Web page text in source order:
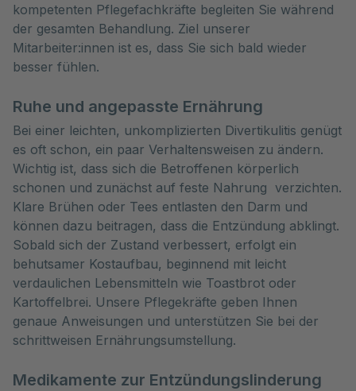
kompetenten Pflegefachkräfte begleiten Sie während
der gesamten Behandlung. Ziel unserer
Mitarbeiter:innen ist es, dass Sie sich bald wieder
besser fühlen.
Ruhe und angepasste Ernährung
Bei einer leichten, unkomplizierten Divertikulitis genügt
es oft schon, ein paar Verhaltensweisen zu ändern.
Wichtig ist, dass sich die Betroffenen körperlich
schonen und zunächst auf feste Nahrung verzichten.
Klare Brühen oder Tees entlasten den Darm und
können dazu beitragen, dass die Entzündung abklingt.
Sobald sich der Zustand verbessert, erfolgt ein
behutsamer Kostaufbau, beginnend mit leicht
verdaulichen Lebensmitteln wie Toastbrot oder
Kartoffelbrei. Unsere Pflegekräfte geben Ihnen
genaue Anweisungen und unterstützen Sie bei der
schrittweisen Ernährungsumstellung.
Medikamente zur Entzündungslinderung